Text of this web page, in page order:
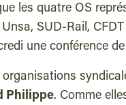
les quatre OS
Unsa, SUD-Rail,
une conférence
organisations
Philippe. Comme